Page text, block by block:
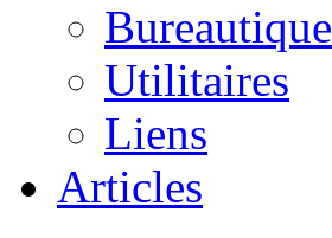
Bureautique
Utilitaires
Liens
Articles